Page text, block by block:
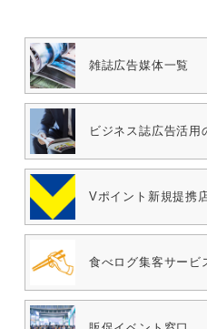
雑誌広告媒体一覧
ビジネス誌広告活用
Vポイント 新規提携
食べログ集客サービ